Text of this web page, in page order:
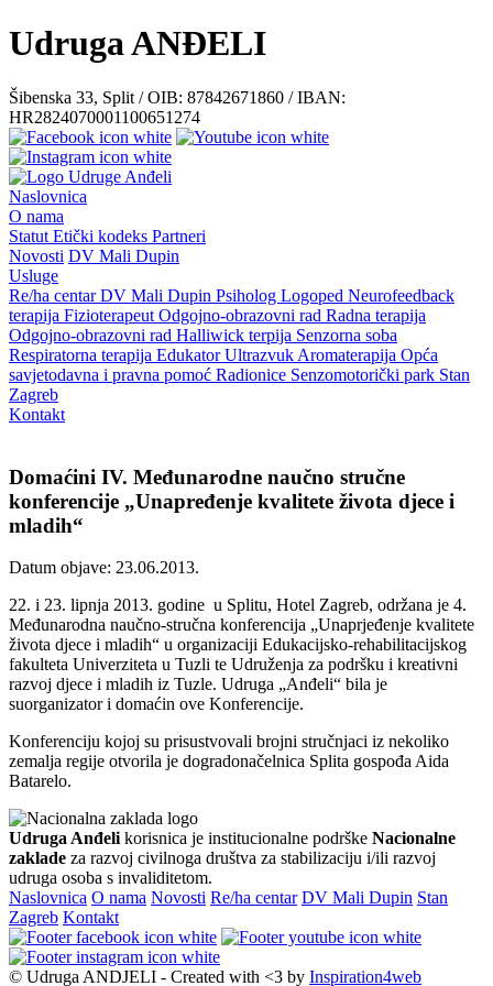
Udruga ANĐELI
Šibenska 33, Split / OIB: 87842671860 / IBAN:
HR2824070001100651274
Naslovnica
O nama
Statut Etički kodeks Partneri
Novosti DV Mali Dupin
Usluge
Re/ha centarDV Mali Dupin Psiholog Logoped Neurofeedback
terapija Fizioterapeut Odgojno-obrazovni rad Radna terapija
Odgojno-obrazovni rad Halliwick terpija Senzorna soba
Respiratorna terapija EdukatorUltrazvuk Aromaterapija Opća
savjetodavna i pravna pomoć Radionice Senzomotorički park Stan
Zagreb
Kontakt
Domaćini IV. Međunarodne naučno stručne
konferencije „Unapređenje kvalitete života djece i
mladih“
Datum objave: 23.06.2013.
22. i 23. lipnja 2013. godine u Splitu, Hotel Zagreb, održana je 4.
Međunarodna naučno-stručna konferencija „Unaprjeđenje kvalitete
života djece i mladih“ u organizaciji Edukacijsko-rehabilitacijskog
fakulteta Univerziteta u Tuzli te Udruženja za podršku i kreativni
razvoj djece i mladih iz Tuzle. Udruga „Anđeli“ bila je
suorganizator i domaćin ove Konferencije.
Konferenciju kojoj su prisustvovali brojni stručnjaci iz nekoliko
zemalja regije otvorila je dogradonačelnica Splita gospođa Aida
Batarelo.
Udruga Anđeli korisnica je institucionalne podrške Nacionalne
zaklade za razvoj civilnoga društva za stabilizaciju i/ili razvoj
udruga osoba s invaliditetom.
Naslovnica O nama Novosti Re/ha centar DV Mali Dupin Stan
Zagreb Kontakt
© Udruga ANDJELI - Created with <3 by Inspiration4web